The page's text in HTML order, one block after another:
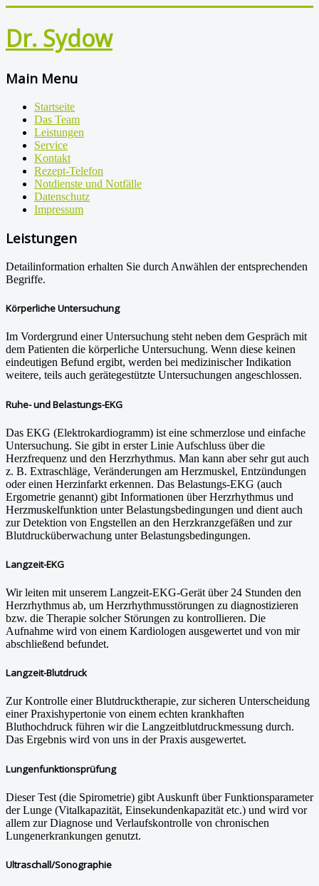
Dr. Sydow
Main Menu
Startseite
Das Team
Leistungen
Service
Kontakt
Rezept-Telefon
Notdienste und Notfälle
Datenschutz
Impressum
Leistungen
Detailinformation erhalten Sie durch Anwählen der entsprechenden
Begriffe.
Körperliche Untersuchung
Im Vordergrund einer Untersuchung steht neben dem Gespräch mit
dem Patienten die körperliche Untersuchung. Wenn diese keinen
eindeutigen Befund ergibt, werden bei medizinischer Indikation
weitere, teils auch gerätegestützte Untersuchungen angeschlossen.
Ruhe- und Belastungs-EKG
Das EKG (Elektrokardiogramm) ist eine schmerzlose und einfache
Untersuchung. Sie gibt in erster Linie Aufschluss über die
Herzfrequenz und den Herzrhythmus. Man kann aber sehr gut auch
z. B. Extraschläge, Veränderungen am Herzmuskel, Entzündungen
oder einen Herzinfarkt erkennen. Das Belastungs-EKG (auch
Ergometrie genannt) gibt Informationen über Herzrhythmus und
Herzmuskelfunktion unter Belastungsbedingungen und dient auch
zur Detektion von Engstellen an den Herzkranzgefäßen und zur
Blutdrucküberwachung unter Belastungsbedingungen.
Langzeit-EKG
Wir leiten mit unserem Langzeit-EKG-Gerät über 24 Stunden den
Herzrhythmus ab, um Herzrhythmusstörungen zu diagnostizieren
bzw. die Therapie solcher Störungen zu kontrollieren. Die
Aufnahme wird von einem Kardiologen ausgewertet und von mir
abschließend befundet.
Langzeit-Blutdruck
Zur Kontrolle einer Blutdrucktherapie, zur sicheren Unterscheidung
einer Praxishypertonie von einem echten krankhaften
Bluthochdruck führen wir die Langzeitblutdruckmessung durch.
Das Ergebnis wird von uns in der Praxis ausgewertet.
Lungenfunktionsprüfung
Dieser Test (die Spirometrie) gibt Auskunft über Funktionsparameter
der Lunge (Vitalkapazität, Einsekundenkapazität etc.) und wird vor
allem zur Diagnose und Verlaufskontrolle von chronischen
Lungenerkrankungen genutzt.
Ultraschall/Sonographie